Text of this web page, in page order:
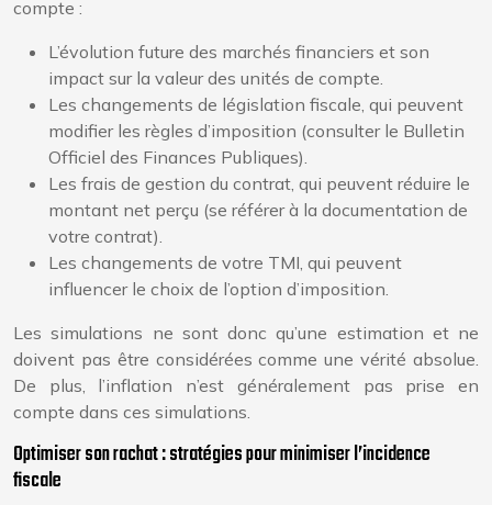
compte :
L’évolution future des marchés financiers et son
impact sur la valeur des unités de compte.
Les changements de législation fiscale, qui peuvent
modifier les règles d’imposition (consulter le Bulletin
Officiel des Finances Publiques).
Les frais de gestion du contrat, qui peuvent réduire le
montant net perçu (se référer à la documentation de
votre contrat).
Les changements de votre TMI, qui peuvent
influencer le choix de l’option d’imposition.
Les simulations ne sont donc qu’une estimation et ne
doivent pas être considérées comme une vérité absolue.
De plus, l’inflation n’est généralement pas prise en
compte dans ces simulations.
Optimiser son rachat : stratégies pour minimiser l’incidence
fiscale